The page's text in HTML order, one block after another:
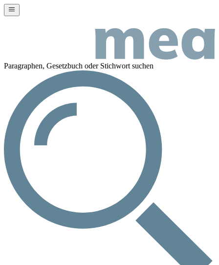
Paragraphen, Gesetzbuch oder Stichwort suchen